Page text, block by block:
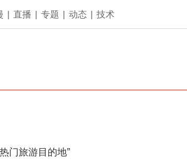
| 直播 | 专题 | 动态 | 技术
门旅游目的地”